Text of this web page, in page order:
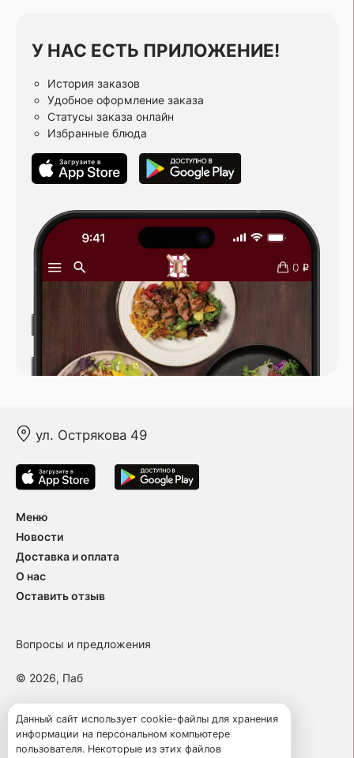
У НАС ЕСТЬ ПРИЛОЖЕНИЕ!
История заказов
Удобное оформление заказа
Статусы заказа онлайн
Избранные блюда
ул. Острякова 49
Меню
Новости
Доставка и оплата
О нас
Оставить отзыв
Вопросы и предложения
© 2026, Паб
Пользовательское соглашение
Политика конфиденциальности
Данный сайт использует cookie-файлы для хранения
информации на персональном компьютере
пользователя. Некоторые из этих файлов